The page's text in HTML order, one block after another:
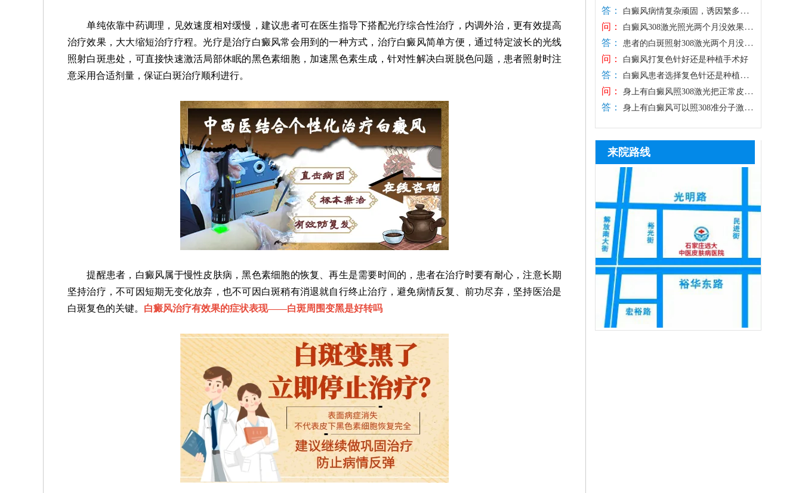
单纯依靠中药调理，见效速度相对缓慢，建议患者可在医生指导下搭配光疗综合性治疗，内调外治，更有效提高
治疗效果，大大缩短治疗疗程。光疗是治疗白癜风常会用到的一种方式，治疗白癜风简单方便，通过特定波长的光线
照射白斑患处，可直接快速激活局部休眠的黑色素细胞，加速黑色素生成，针对性解决白斑脱色问题，患者照射时注
意采用合适剂量，保证白斑治疗顺利进行。
提醒患者，白癜风属于慢性皮肤病，黑色素细胞的恢复、再生是需要时间的，患者在治疗时要有耐心，注意长期
坚持治疗，不可因短期无变化放弃，也不可因白斑稍有消退就自行终止治疗，避免病情反复、前功尽弃，坚持医治是
白斑复色的关键。 白癜风治疗有效果的症状表现——白斑周围变黑是好转吗
式，国产308激光照射光斑面积通常偏
大，更适合大面积白斑治疗，相较之
下，进口308激光靶向性强、光源稳
定，可直接作用于患处，不损伤周边
健康肌肤，兼具安全性与高效性，能
快速激活黑色素细胞，更适配早期白
癜风的治疗需求。患者进行308激光治
量，坚持
治好
答：
若是随意前往小诊所、普通门诊医治，极
易因误诊误治、千人一方的方法造成白斑
扩散，白白浪费时间与医药费，确诊白斑
一定要选择正规医院诊治。石家庄远大深
耕白癜风诊疗多年，专注白癜风专项治
疗，坚持先查后治原则，依托伍德灯、三
素脱失程度、白斑分期与发病诱因，再结
合患
问：
怎么办
答：
果跟多种因素有关，如：照射剂量、日常
护理、治疗依从性等，需结合患者的情况
具体分析。此外，白癜风属于慢性顽固性
皮肤病，短期治疗难以根治，部分患者间
患者可及时复诊，在医生指导下调整激光
剂量，同时联合中医定向治疗、药物渗透
等辅助方式，深层修复皮损、提升治疗效
问： 白癜风打复色针好还是种植手术好
答：
术，需结合自身病情、病程及皮肤状态综
合判断，复色针通过给药刺激黑色素细胞
黑色素种植手术为手术类治疗手段，仅适
合病情稳定期患者，要求白斑半年以上无
扩散、无新发皮损，该方法通过提取自身
健康黑色素细胞移植至白斑部位，复色速
度快、色素均匀度高，无论选择哪种方式
问：
照黑还能恢复吗
答：
着时间推移，做好护理措施，基本可逐步
恢复正常肤色。患者照光治白癜风还需确
定合适的频率，持之以恒，累积疗效，助
力病情稳步好转。照光期间需要定期复
查，评估疗效，分析病情变化特征，适当
的对治疗方案进行调整，使治疗持续贴合
病情，循序渐进消灭白斑。
来院路线